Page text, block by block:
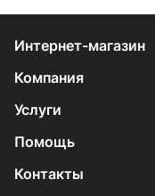
Интернет-магазин
Компания
Услуги
Помощь
Контакты